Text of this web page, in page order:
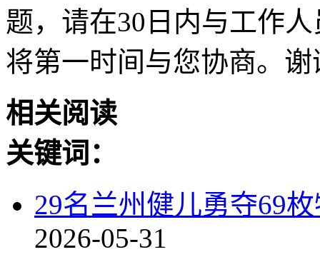
题，请在30日内与工作
将第一时间与您协商。
相关阅读
关键词：
29名兰州健儿勇夺69
2026-05-31